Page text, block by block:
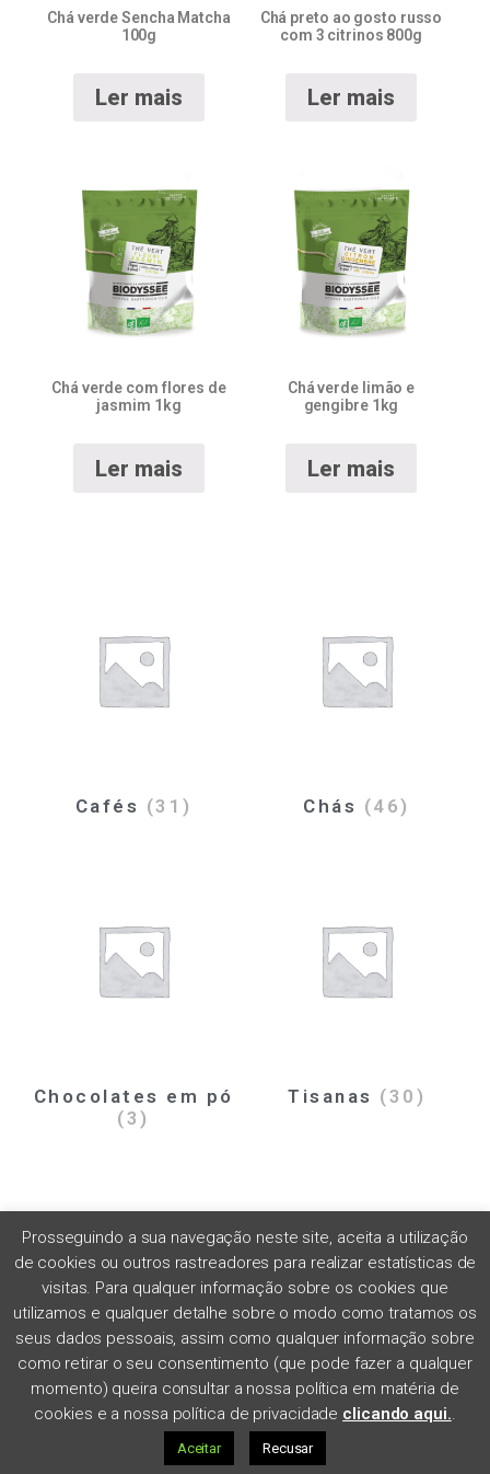
Chá verde Sencha Matcha
100g
Ler mais
Chá preto ao gosto russo
com 3 citrinos 800g
Ler mais
Chá verde com flores de
jasmim 1kg
Ler mais
Chá verde limão e
gengibre 1kg
Ler mais
Cafés (31) Chás (46)
Chocolates em pó
(3)
Tisanas (30)
Chás gelados(8)
Especiarias e
aromáticas
Prosseguindo a sua navegação neste site, aceita a utilização
de cookies ou outros rastreadores para realizar estatísticas de
visitas. Para qualquer informação sobre os cookies que
utilizamos e qualquer detalhe sobre o modo como tratamos os
seus dados pessoais, assim como qualquer informação sobre
como retirar o seu consentimento (que pode fazer a qualquer
momento) queira consultar a nossa política em matéria de
cookies e a nossa política de privacidade clicando aqui..
Aceitar Recusar